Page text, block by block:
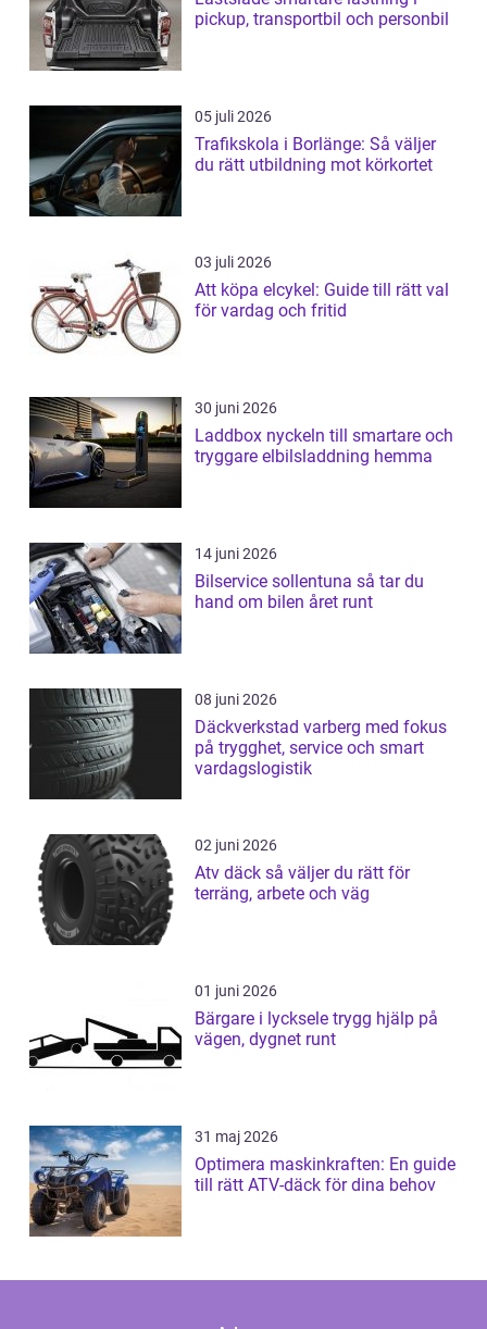
pickup, transportbil och personbil
05 juli 2026
Trafikskola i Borlänge: Så väljer
du rätt utbildning mot körkortet
03 juli 2026
Att köpa elcykel: Guide till rätt val
för vardag och fritid
30 juni 2026
Laddbox nyckeln till smartare och
tryggare elbilsladdning hemma
14 juni 2026
Bilservice sollentuna så tar du
hand om bilen året runt
08 juni 2026
Däckverkstad varberg med fokus
på trygghet, service och smart
vardagslogistik
02 juni 2026
Atv däck så väljer du rätt för
terräng, arbete och väg
01 juni 2026
Bärgare i lycksele trygg hjälp på
vägen, dygnet runt
31 maj 2026
Optimera maskinkraften: En guide
till rätt ATV-däck för dina behov